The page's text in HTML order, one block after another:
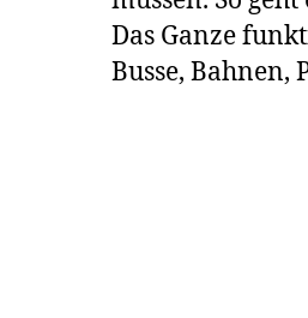
Das Ganze
Busse, Bahnen,